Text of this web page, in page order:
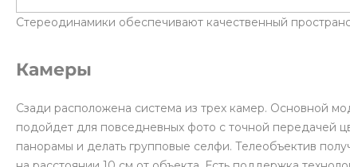
Стереодинамики обеспечивают качественный
Камеры
Сзади расположена система из трех камер. Основной
подойдет для повседневных фото с точной передачей
панорамы и делать групповые селфи. Телеобъектив